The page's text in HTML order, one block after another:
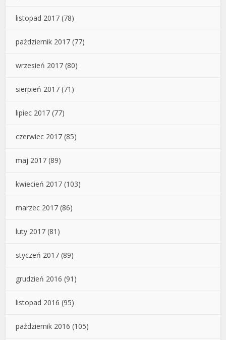
listopad 2017 (78)
październik 2017 (77)
wrzesień 2017 (80)
sierpień 2017 (71)
lipiec 2017 (77)
czerwiec 2017 (85)
maj 2017 (89)
kwiecień 2017 (103)
marzec 2017 (86)
luty 2017 (81)
styczeń 2017 (89)
grudzień 2016 (91)
listopad 2016 (95)
październik 2016 (105)